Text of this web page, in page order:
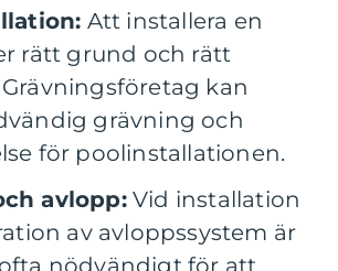
Att installera en
rätt grund och rätt
kan
grävning och
för poolinstallationen.
avlopp:Vid installation
av avloppssystem är
nödvändigt för att